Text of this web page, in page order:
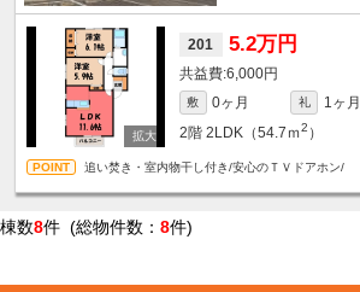
201 5.2万円
6,000円
敷 0ヶ月 礼
1ヶ月
2階 2LDK（54.7ｍ2 ）
追い焚き・室内物干し付き/安心のＴＶドアホン/
棟数8件 (総物件数： 8件)